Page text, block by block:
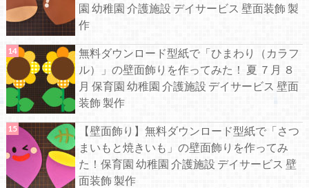
園 幼稚園 介護施設 デイサービス 壁面装飾 製
作
無料ダウンロード型紙で「ひまわり（カラフ
ル）」の壁面飾りを作ってみた！ 夏 ７月 ８
月 保育園 幼稚園 介護施設 デイサービス 壁面
装飾 製作
【壁面飾り】無料ダウンロード型紙で「さつ
まいもと焼きいも」の壁面飾りを作ってみ
た！保育園 幼稚園 介護施設 デイサービス 壁
面装飾 製作